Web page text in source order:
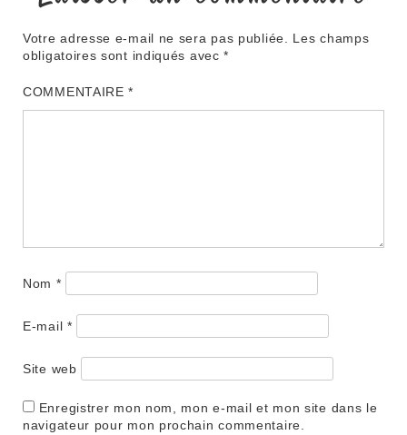
Votre adresse e-mail ne sera pas publiée.
Les champs
obligatoires sont indiqués avec*
COMMENTAIRE*
Nom *
E-mail *
Site web
Enregistrer mon nom, mon e-mail et mon site dans le
navigateur pour mon prochain commentaire.